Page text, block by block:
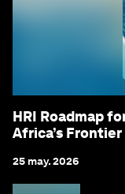
HRI Roadmap
Africa’s
25 may. 2026